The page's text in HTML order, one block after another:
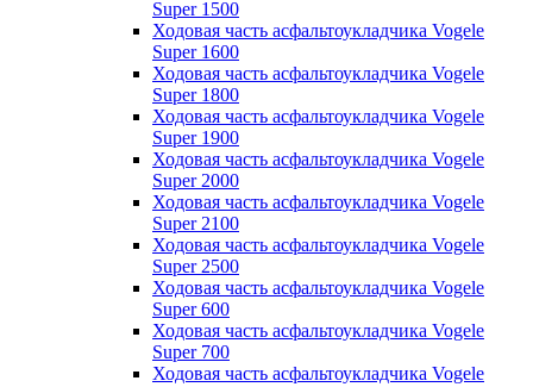
Super 1500
Ходовая часть асфальтоукладчика Vogele
Super 1600
Ходовая часть асфальтоукладчика Vogele
Super 1800
Ходовая часть асфальтоукладчика Vogele
Super 1900
Ходовая часть асфальтоукладчика Vogele
Super 2000
Ходовая часть асфальтоукладчика Vogele
Super 2100
Ходовая часть асфальтоукладчика Vogele
Super 2500
Ходовая часть асфальтоукладчика Vogele
Super 600
Ходовая часть асфальтоукладчика Vogele
Super 700
Ходовая часть асфальтоукладчика Vogele